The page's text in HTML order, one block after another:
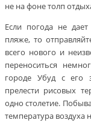
не на фоне толп
Если погода не
пляже, то
всего нового и
переноситься
городе Убуд с его
прелести рисовых
одно столетие.
температура воздуха